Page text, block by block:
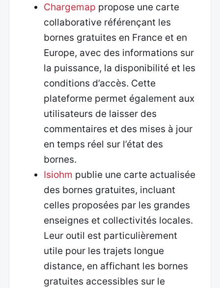
Chargemap propose une carte
collaborative référençant les
bornes gratuites en France et en
Europe, avec des informations sur
la puissance, la disponibilité et les
conditions d’accès. Cette
plateforme permet également aux
utilisateurs de laisser des
commentaires et des mises à jour
en temps réel sur l’état des
bornes.
Isiohm publie une carte actualisée
des bornes gratuites, incluant
celles proposées par les grandes
enseignes et collectivités locales.
Leur outil est particulièrement
utile pour les trajets longue
distance, en affichant les bornes
gratuites accessibles sur le